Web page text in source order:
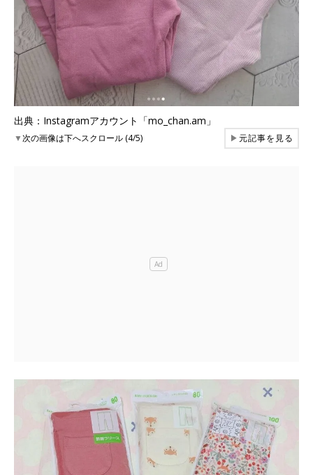
出典：Instagramアカウント「mo_chan.am」
▼次の画像は下へスクロール (4/5) ▶元記事を見る